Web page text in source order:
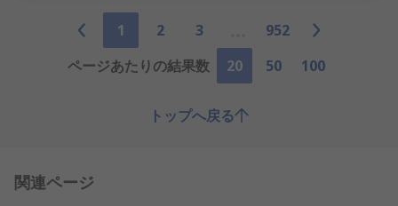
1 2 3
952
ページあたりの結果数
20 50 100
トップへ戻る
関連ページ